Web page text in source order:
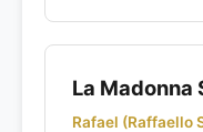
La Madonna
Rafael (Raffaello